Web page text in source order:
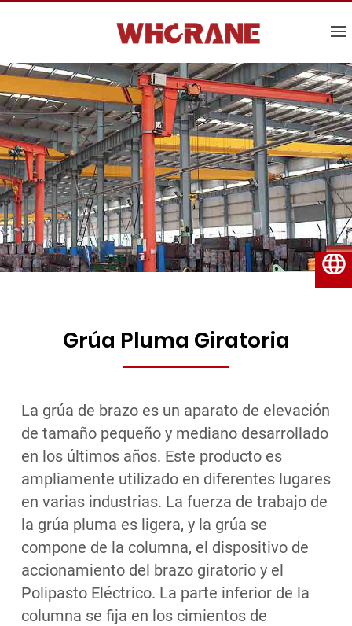
Grúa Pluma Giratoria
La grúa de brazo es un aparato de elevación
de tamaño pequeño y mediano desarrollado
en los últimos años. Este producto es
ampliamente utilizado en diferentes lugares
en varias industrias. La fuerza de trabajo de
la grúa pluma es ligera, y la grúa se
compone de la columna, el dispositivo de
accionamiento del brazo giratorio y el
Polipasto Eléctrico. La parte inferior de la
columna se fija en los cimientos de
Español